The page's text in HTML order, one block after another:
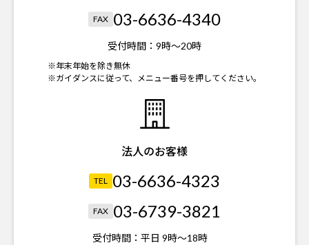
FAX 03-6636-4340
受付時間： 9時～20時
※年末年始を除き無休
※ガイダンスに従って、メニュー番号を押してください。
法人のお客様
TEL 03-6636-4323
FAX 03-6739-3821
受付時間： 平日 9時～18時